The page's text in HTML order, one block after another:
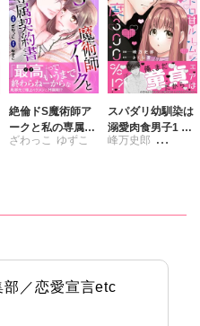
絶倫ドS魔術師ア
ークと私の専属契
約書【豪華版】
ざわっこ ゆずこ
スパダリ幼馴染は
溺愛肉食男子1 ト
ロ甘ルームシェア
峰万史郎
／恋愛宣言etc